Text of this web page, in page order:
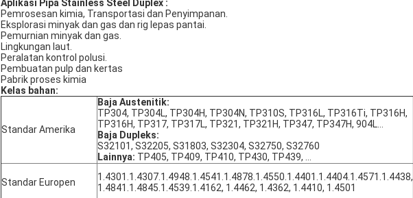
Aplikasi Pipa Stainless Steel Duplex :
Pemrosesan kimia, Transportasi dan Penyimpanan.
Eksplorasi minyak dan gas dan rig lepas pantai.
Pemurnian minyak dan gas.
Lingkungan laut.
Peralatan kontrol polusi.
Pembuatan pulp dan kertas
Pabrik proses kimia
Kelas bahan:
Standar Amerika
Baja Austenitik:
TP304, TP304L, TP304H, TP304N, TP310S, TP316L, TP316Ti, TP316H,
TP316H, TP317, TP317L, TP321, TP321H, TP347, TP347H, 904L…
Baja Dupleks:
S32101, S32205, S31803, S32304, S32750, S32760
Lainnya: TP405, TP409, TP410, TP430, TP439, ...
Standar Europen
1.4301.1.4307.1.4948.1.4541.1.4878.1.4550.1.4401.1.4404.1.4571.1.4438,
1.4841.1.4845.1.4539.1.4162, 1.4462, 1.4362, 1.4410, 1.4501